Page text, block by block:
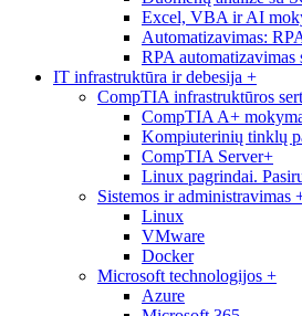
Excel, VBA ir AI
Automatizavimas:
RPA automatizavimas
IT infrastruktūra ir debesija +
CompTIA infrastruktūros
CompTIA A+
Kompiuterinių tinklų
CompTIA Server+
Linux pagrindai.
Sistemos ir administravimas
Linux
VMware
Docker
Microsoft technologijos +
Azure